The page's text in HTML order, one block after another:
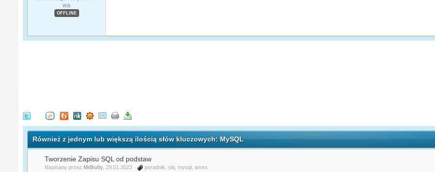
wa
OFFLINE
Również z jednym lub większą ilością słów kluczowych: MySQL
Tworzenie Zapisu SQL od podstaw
Napisany przez MrBully , 29.01.2023 poradnik ,slq mysql ,amxx